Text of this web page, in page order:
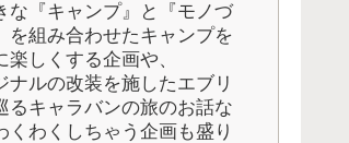
な『キャンプ』と『モノづ
を組み合わせたキャンプを
楽しくする企画や、
ナルの改装を施したエブリ
るキャラバンの旅のお話な
くわくしちゃう企画も盛り